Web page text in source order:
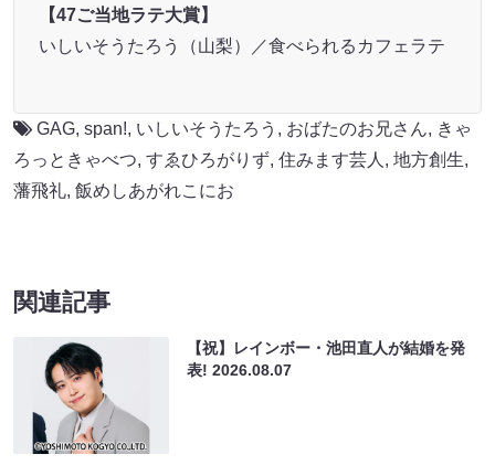
【47ご当地ラテ大賞】
いしいそうたろう（山梨）／食べられるカフェラテ
GAG, span!, いしいそうたろう , おばたのお兄さん, きゃ
ろっときゃべつ, すゑひろがりず, 住みます芸人 , 地方創生,
藩飛礼, 飯めしあがれこにお
関連記事
【祝】レインボー・池田直人が結婚を発
表!2026.08.07